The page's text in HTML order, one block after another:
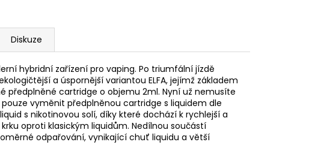
Diskuze
hybridní zařízení pro vaping. Po triumfální jízdě
a úspornější variantou ELFA, jejímž základem
cartridge o objemu 2ml. Nyní už nemusíte
vyměnit předplněnou cartridge s liquidem dle
s nikotinovou solí, díky které dochází k rychlejší a
oproti klasickým liquidům. Nedílnou součástí
odpařování, vynikající chuť liquidu a větší